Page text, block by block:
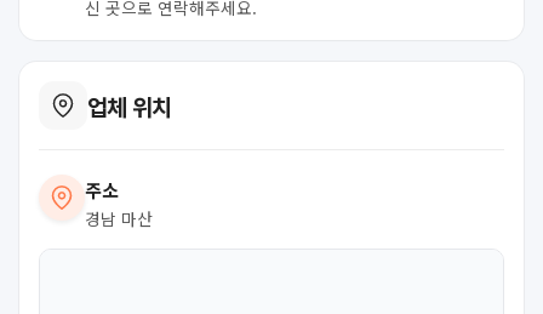
신 곳으로 연락해주세요.
업체 위치
주소
경남 마산